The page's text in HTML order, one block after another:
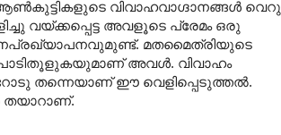
വിവാഹവാഗ്ദാനങ്ങൾ
വയ്ക്കപ്പെട്ട അവളൂടെ പ്രേമം ഒരു
മതമൈത്രിയുടെ
അവൾ. വിവാഹം
തന്നെയാണ് ഈ വെളിപ്പെടുത്തൽ.
തയാറാണ്.